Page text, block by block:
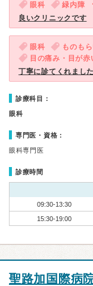
眼科 緑内障
良いクリニックです
眼科
ものも
目の痛み・目が
丁寧に診てくれました
診療科目：
眼科
専門医・資格：
眼科専門医
診療時間
09:30-13:30
15:30-19:00
聖路加国際病